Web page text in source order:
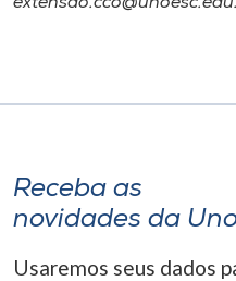
Receba as
novidades da
Usaremos seus dados